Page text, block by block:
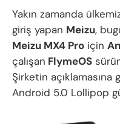
Yakın zamanda
giriş yapan Meizu,
Meizu MX4 Pro için
çalışan FlymeOS
Şirketin açıklamasına
Android 5.0 Lollipop